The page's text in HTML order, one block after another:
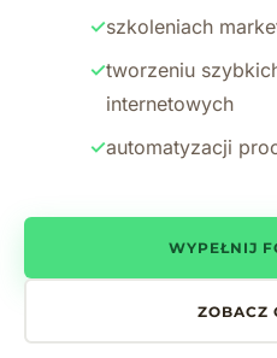
✓szkoleniach
✓tworzeniu
internetowych
✓automatyzacji
WYPEŁNIJ
ZOBACZ